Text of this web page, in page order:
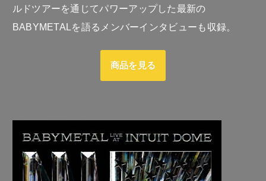
ルドツアーを通じてパワーアップした最新の
BABYMETALを語るメンバーインタビューも収録。
商品を見る